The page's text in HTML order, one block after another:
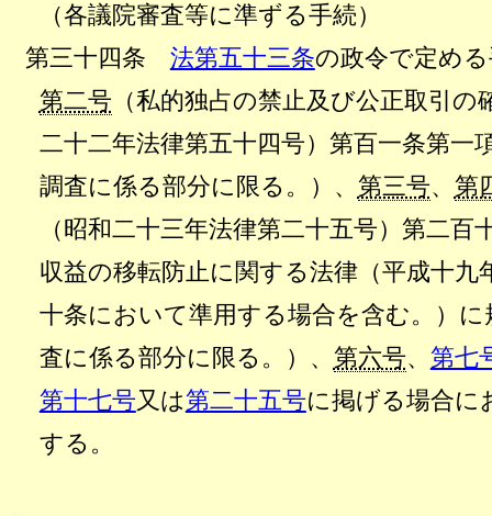
（各議院審査等に準ずる手続）
第三十四条 法第五十三条の政令で定め
第二号（私的独占の禁止及び公正取引の
二十二年法律第五十四号）第百一条第一
調査に係る部分に限る。）、 第三号、 第
（昭和二十三年法律第二十五号）第二
収益の移転防止に関する法律（平成十九
十条において準用する場合を含む。）
査に係る部分に限る。）、 第六号、 第七
第十七号又は第二十五号に掲げる場合に
する。